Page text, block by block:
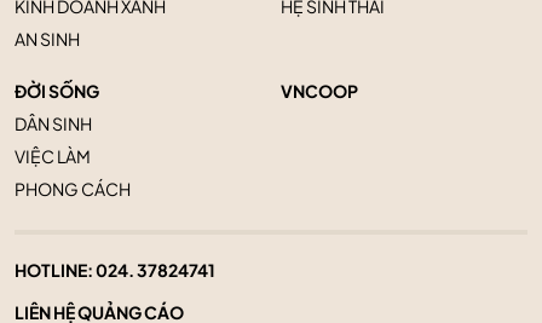
KINH DOANH XANH
AN SINH
HỆ SINH THÁI
ĐỜI SỐNG
DÂN SINH
VIỆC LÀM
PHONG CÁCH
VNCOOP
HOTLINE:024. 37824741
LIÊN HỆ QUẢNG CÁO